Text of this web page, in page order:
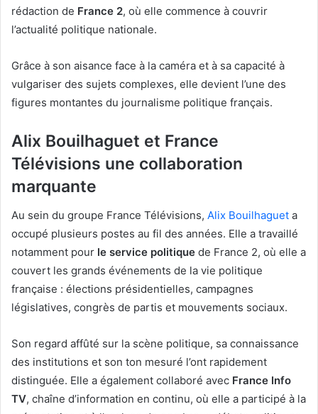
rédaction de France 2, où elle commence à couvrir
l’actualité politique nationale.
Grâce à son aisance face à la caméra et à sa capacité à
vulgariser des sujets complexes, elle devient l’une des
figures montantes du journalisme politique français.
Alix Bouilhaguet et France
Télévisions une collaboration
marquante
Au sein du groupe France Télévisions, Alix Bouilhaguet a
occupé plusieurs postes au fil des années. Elle a travaillé
notamment pour le service politique de France 2, où elle a
couvert les grands événements de la vie politique
française : élections présidentielles, campagnes
législatives, congrès de partis et mouvements sociaux.
Son regard affûté sur la scène politique, sa connaissance
des institutions et son ton mesuré l’ont rapidement
distinguée. Elle a également collaboré avec France Info
TV, chaîne d’information en continu, où elle a participé à la